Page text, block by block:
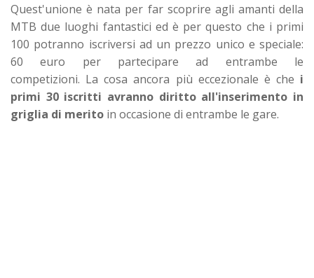
Quest'unione è nata per far scoprire agli amanti della
MTB due luoghi fantastici ed è per questo che i primi
100 potranno iscriversi ad un prezzo unico e speciale:
60 euro per partecipare ad entrambe le
competizioni. La cosa ancora più eccezionale è che i
primi 30 iscritti avranno diritto all'inserimento in
griglia di merito in occasione di entrambe le gare.